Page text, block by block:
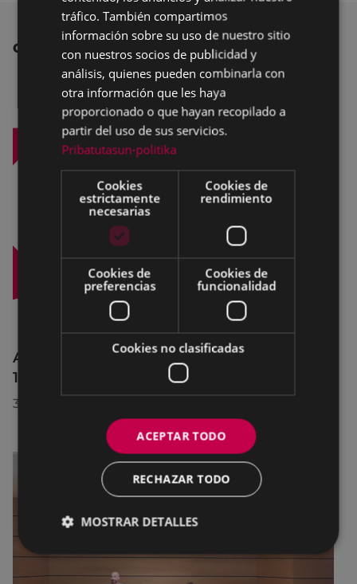
OTRAS NOTICIAS
Afecciones al tráfico en la calle Egogain del
10 al 23 de agosto, por motivo de obras
30/07/2026
tráfico. También compartimos
información sobre su uso de nuestro sitio
con nuestros socios de publicidad y
análisis, quienes pueden combinarla con
otra información que les haya
proporcionado o que hayan recopilado a
partir del uso de sus servicios.
Pribatutasun-politika
Cookies
estrictamente
necesarias
Cookies de
rendimiento
Cookies de
preferencias
Cookies de
funcionalidad
Cookies no clasificadas
ACEPTAR TODO
RECHAZAR TODO
MOSTRAR DETALLES